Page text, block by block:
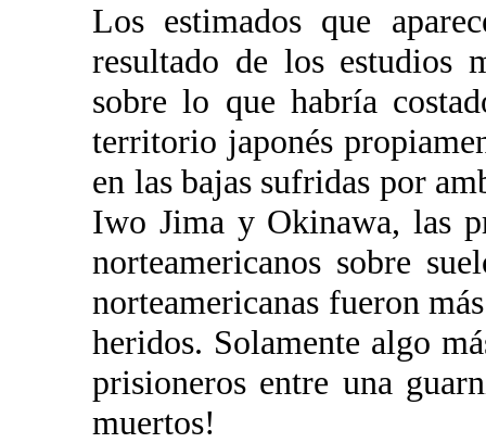
Los estimados que
resultado de los estudios
sobre lo que habría
territorio japonés
en las bajas sufridas por
Iwo Jima y Okinawa, las
norteamericanos sobre
norteamericanas fueron
heridos. Solamente algo
prisioneros entre una
muertos!